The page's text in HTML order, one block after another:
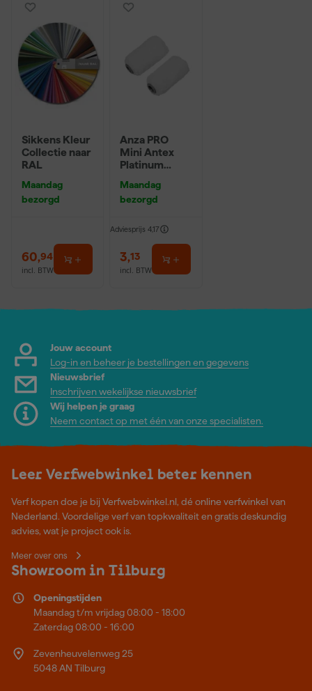
Sikkens Kleur
Collectie naar
RAL
Maandag
bezorgd
60,94
incl. BTW
Anza PRO
Mini Antex
Platinum
r - 5cm (2st)
Maandag
bezorgd
Adviesprijs 4,17
3,13
incl. BTW
Jouw account
Log-in en beheer je bestellingen en gegevens
Nieuwsbrief
Inschrijven wekelijkse nieuwsbrief
Wij helpen je graag
Neem contact op met één van onze specialisten.
Leer Verfwebwinkel beter kennen
Verf kopen doe je bij Verfwebwinkel.nl, dé online verfwinkel van
Nederland. Voordelige verf van topkwaliteit en gratis deskundig
advies, wat je project ook is.
Meer over ons
Showroom in Tilburg
Openingstijden
Maandag t/m vrijdag 08:00 - 18:00
Zaterdag 08:00 - 16:00
Zevenheuvelenweg 25
5048 AN Tilburg